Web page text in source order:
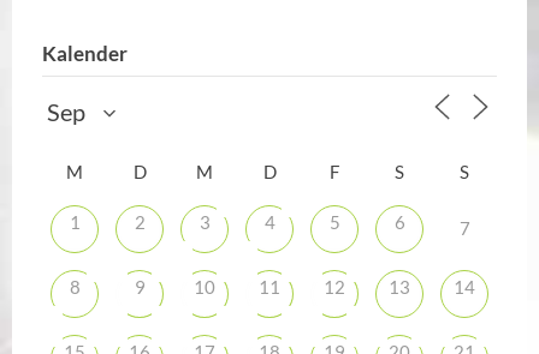
Kalender
M D M D F S S
1 2 3 4 5 6 7
8 9 10 11 12 13 14